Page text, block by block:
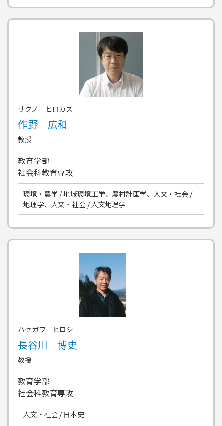
サクノ ヒロカズ
作野 広和
教授
教育学部
社会科教育専攻
環境・農学 / 地域環境工学、農村計画学、人文・社会 /
地理学、人文・社会 / 人文地理学
ハセガワ ヒロシ
長谷川 博史
教授
教育学部
社会科教育専攻
人文・社会 / 日本史